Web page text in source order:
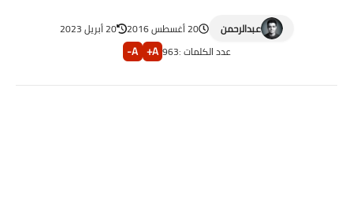
عبدالرحمن 20 أغسطس 2016
20 أبريل 2023
عدد الكلمات :963
A+
A-